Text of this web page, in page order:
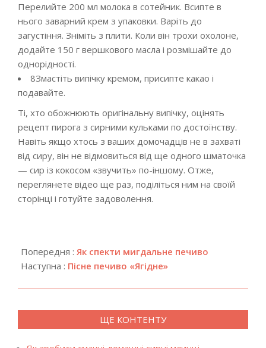
Перелийте 200 мл молока в сотейник. Всипте в
нього заварний крем з упаковки. Варіть до
загустіння. Зніміть з плити. Коли він трохи охолоне,
додайте 150 г вершкового масла і розмішайте до
однорідності.
8Змастіть випічку кремом, присипте какао і
подавайте.
Ті, хто обожнюють оригінальну випічку, оцінять
рецепт пирога з сирними кульками по достоїнству.
Навіть якщо хтось з ваших домочадців не в захваті
від сиру, він не відмовиться від ще одного шматочка
— сир із кокосом «звучить» по-іншому. Отже,
переглянете відео ще раз, поділіться ним на своїй
сторінці і готуйте задоволення.
03-
06
Попередня : Як спекти мигдальне печиво
Наступна : Пісне печиво «Ягідне»
ЩЕ КОНТЕНТУ